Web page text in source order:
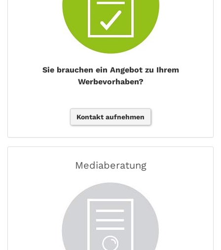
Sie brauchen ein Angebot zu Ihrem
Werbevorhaben?
Kontakt aufnehmen
Mediaberatung